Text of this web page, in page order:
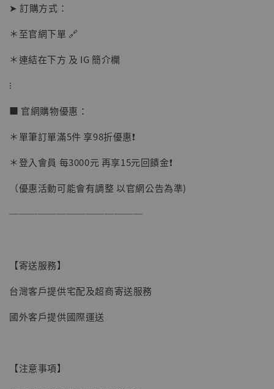
【店內現貨】海賊王 系列蒐藏雕像 布魯克達
NT$ 1,870
➤ 訂購方式：
＊至官網下單 🔗
＊連結在下方 及 IG 簡介欄
⁝
■ 官網購物優惠：
＊單筆訂單滿5件 享98折優惠❗️
＊登入會員 每3000元 再享15元回饋金❗️
（優惠活動可能會有調整 以官網公告為準)
──────────────
【寄送服務】
台灣客戶提供宅配及超商寄送服務
國外客戶提供國際運送
【注意事項】